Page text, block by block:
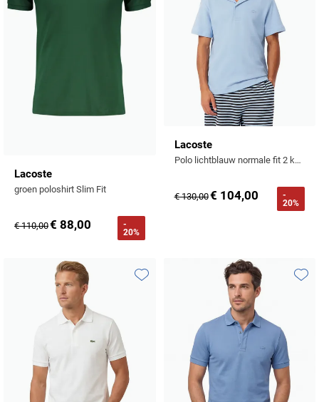
Lacoste
groen poloshirt Slim Fit
€ 110,00€ 88,00
-
20%
Lacoste
Polo lichtblauw normale fit 2 knoopjes
€ 130,00€ 104,00
-
20%
Toevoegen aan favorieten